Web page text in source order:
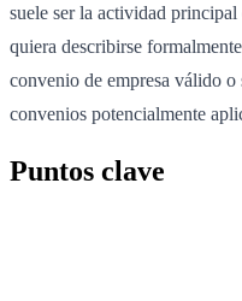
suele ser la actividad
quiera describirse
convenio de empresa válido
convenios potencialmente
Puntos clave